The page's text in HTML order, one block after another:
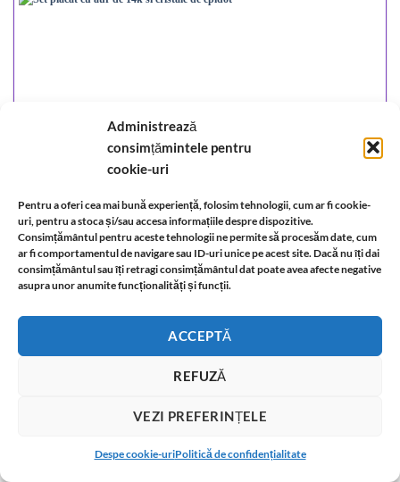
Administrează
consimțămintele pentru
cookie-uri
Pentru a oferi cea mai bună experiență, folosim tehnologii, cum ar fi cookie-
uri, pentru a stoca și/sau accesa informațiile despre dispozitive.
Consimțământul pentru aceste tehnologii ne permite să procesăm date, cum
ar fi comportamentul de navigare sau ID-uri unice pe acest site. Dacă nu îți dai
consimțământul sau îți retragi consimțământul dat poate avea afecte negative
asupra unor anumite funcționalități și funcții.
ACCEPTĂ
REFUZĂ
VEZI PREFERINȚELE
Despe cookie-uriPolitică de confidențialitate
Set placat cu aur de 14k si cristale de epidot
148,00lei